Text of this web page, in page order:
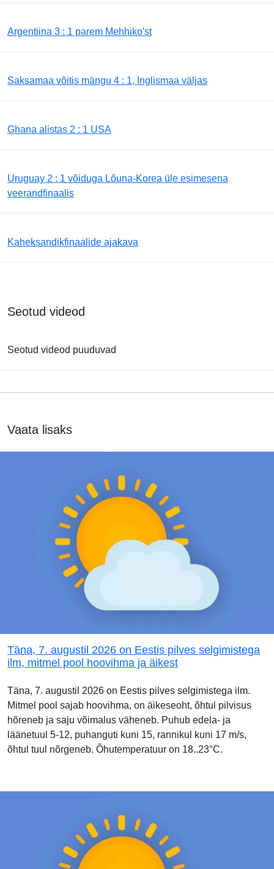
Argentiina 3 : 1 parem Mehhiko'st
Saksamaa võitis mängu 4 : 1, Inglismaa väljas
Ghana alistas 2 : 1 USA
Uruguay 2 : 1 võiduga Lõuna-Korea üle esimesena
veerandfinaalis
Kaheksandikfinaalide ajakava
Seotud videod
Seotud videod puuduvad
Vaata lisaks
Täna, 7. augustil 2026 on Eestis pilves selgimistega
ilm, mitmel pool hoovihma ja äikest
Täna, 7. augustil 2026 on Eestis pilves selgimistega ilm.
Mitmel pool sajab hoovihma, on äikeseoht, õhtul pilvisus
hõreneb ja saju võimalus väheneb. Puhub edela- ja
läänetuul 5-12, puhanguti kuni 15, rannikul kuni 17 m/s,
õhtul tuul nõrgeneb. Õhutemperatuur on 18..23°C.